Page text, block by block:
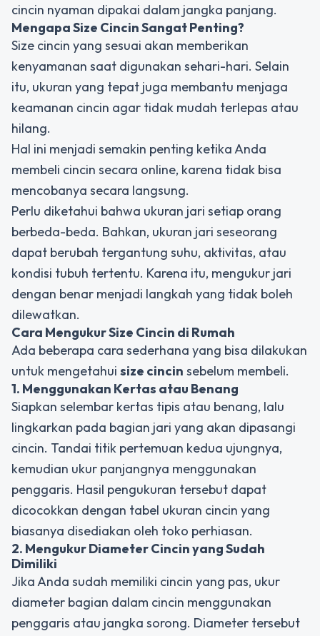
cincin nyaman dipakai dalam jangka panjang.
Mengapa Size Cincin Sangat Penting?
Size cincin yang sesuai akan memberikan
kenyamanan saat digunakan sehari-hari. Selain
itu, ukuran yang tepat juga membantu menjaga
keamanan cincin agar tidak mudah terlepas atau
hilang.
Hal ini menjadi semakin penting ketika Anda
membeli cincin secara online, karena tidak bisa
mencobanya secara langsung.
Perlu diketahui bahwa ukuran jari setiap orang
berbeda-beda. Bahkan, ukuran jari seseorang
dapat berubah tergantung suhu, aktivitas, atau
kondisi tubuh tertentu. Karena itu, mengukur jari
dengan benar menjadi langkah yang tidak boleh
dilewatkan.
Cara Mengukur Size Cincin di Rumah
Ada beberapa cara sederhana yang bisa dilakukan
untuk mengetahui size cincin sebelum membeli.
1. Menggunakan Kertas atau Benang
Siapkan selembar kertas tipis atau benang, lalu
lingkarkan pada bagian jari yang akan dipasangi
cincin. Tandai titik pertemuan kedua ujungnya,
kemudian ukur panjangnya menggunakan
penggaris. Hasil pengukuran tersebut dapat
dicocokkan dengan tabel ukuran cincin yang
biasanya disediakan oleh toko perhiasan.
2. Mengukur Diameter Cincin yang Sudah
Dimiliki
Jika Anda sudah memiliki cincin yang pas, ukur
diameter bagian dalam cincin menggunakan
penggaris atau jangka sorong. Diameter tersebut